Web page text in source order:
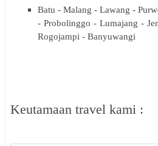
Batu - Malang - Lawang -
- Probolinggo - Lumajang -
Rogojampi - Banyuwangi
Keutamaan travel kami :